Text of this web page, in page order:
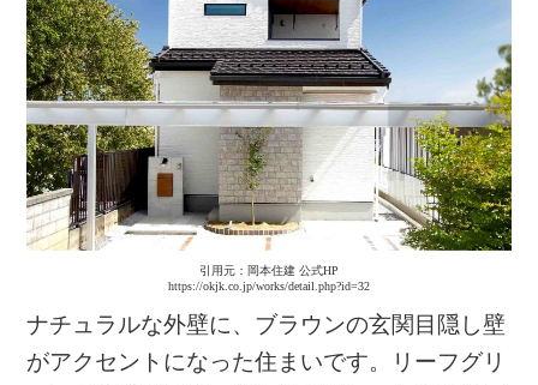
引用元：岡本住建 公式HP
https://okjk.co.jp/works/detail.php?id=32
ナチュラルな外壁に、ブラウンの玄関目隠し壁
がアクセントになった住まいです。リーフグリ